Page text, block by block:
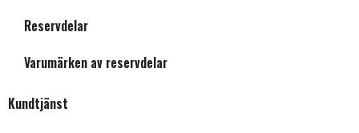
Reservdelar
Varumärken av reservdelar
Kundtjänst